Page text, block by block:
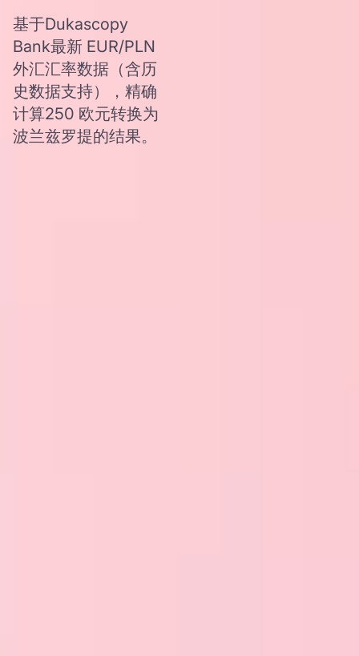
基于Dukascopy
Bank最新 EUR/PLN
外汇汇率数据（含历
史数据支持），精确
计算250 欧元转换为
波兰兹罗提的结果。